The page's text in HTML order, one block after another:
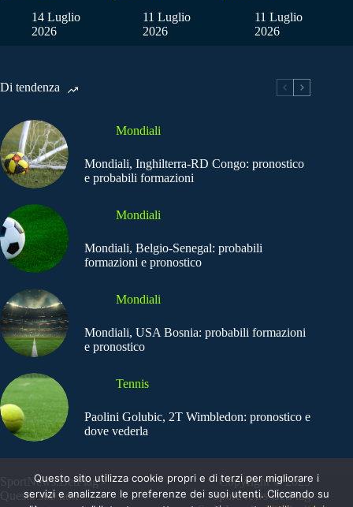
14 Luglio
2026
11 Luglio
2026
11 Luglio
2026
Di tendenza
Mondiali
Mondiali, Inghilterra-RD Congo: pronostico
e probabili formazioni
Mondiali
Mondiali, Belgio-Senegal: probabili
formazioni e pronostico
Mondiali
Mondiali, USA Bosnia: probabili formazioni
e pronostico
Tennis
Paolini Golubic, 2T Wimbledon: pronostico e
dove vederla
SportNews.BetFlag -
Questo sito non
Copyright © 2025
SportNews BetFlag
Questo sito utilizza cookie propri e di terzi per migliorare i
servizi e analizzare le preferenze dei suoi utenti. Cliccando su